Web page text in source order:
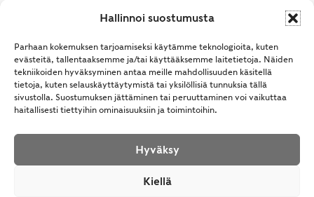
Hallinnoi suostumusta
Parhaan kokemuksen tarjoamiseksi käytämme teknologioita, kuten
evästeitä, tallentaaksemme ja/tai käyttääksemme laitetietoja. Näiden
tekniikoiden hyväksyminen antaa meille mahdollisuuden käsitellä
tietoja, kuten selauskäyttäytymistä tai yksilöllisiä tunnuksia tällä
sivustolla. Suostumuksen jättäminen tai peruuttaminen voi vaikuttaa
haitallisesti tiettyihin ominaisuuksiin ja toimintoihin.
Hyväksy
Kiellä
Tutustu ayurvedaan →
© Samhita | Ayurveda -tuotteita suomalaisille jo
vuodesta 1994. All Rights Reserved.